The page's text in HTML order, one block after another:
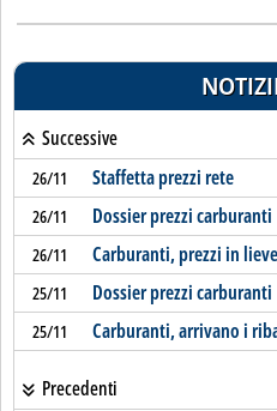
Successive
26/11 Staffetta prezzi rete
26/11 Dossier prezzi carburanti
26/11 Carburanti, prezzi in
25/11 Dossier prezzi carburanti
25/11 Carburanti, arrivano i
Precedenti